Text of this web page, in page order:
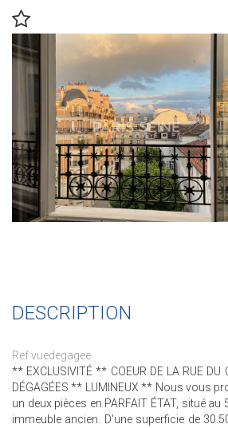
DESCRIPTION
Ref vuedegagee
** EXCLUSIVITÉ ** COEUR DE LA RUE DU
DÉGAGÉES ** LUMINEUX ** Nous vous
un deux pièces en PARFAIT ÉTAT, situé
immeuble ancien. D'une superficie de